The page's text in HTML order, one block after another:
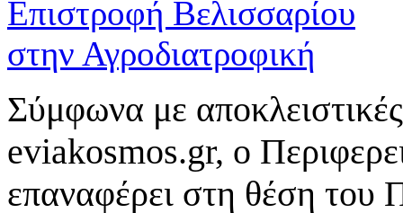
Σύμφωνα με
eviakosmos.gr, ο
επαναφέρει στη θέση του